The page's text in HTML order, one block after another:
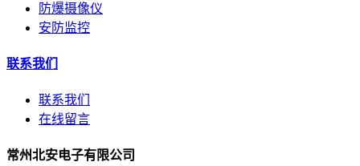
防爆摄像仪
安防监控
联系我们
联系我们
在线留言
常州北安电子有限公司